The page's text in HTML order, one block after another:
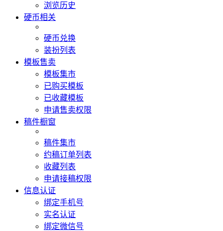
浏览历史
硬币相关
硬币兑换
装扮列表
模板售卖
模板集市
已购买模板
已收藏模板
申请售卖权限
稿件橱窗
稿件集市
约稿订单列表
收藏列表
申请接稿权限
信息认证
绑定手机号
实名认证
绑定微信号